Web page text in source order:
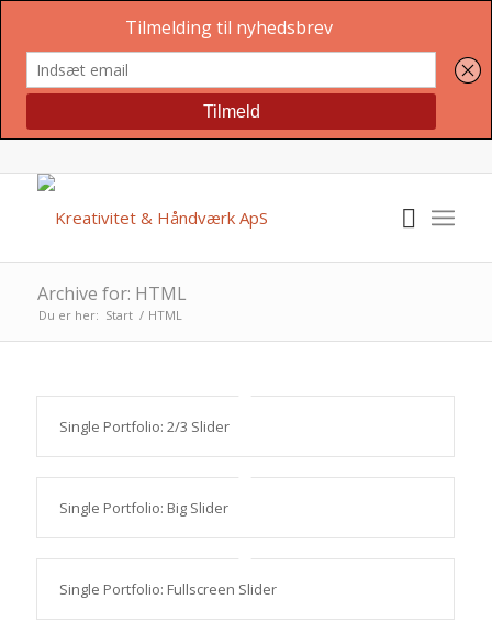
Archive for: HTML
Du er her: Start / HTML
Single Portfolio: 2/3 Slider
Single Portfolio: Big Slider
Single Portfolio: Fullscreen Slider